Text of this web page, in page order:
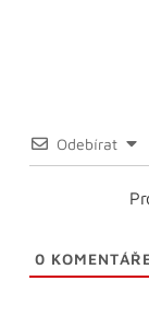
Odebírat
0